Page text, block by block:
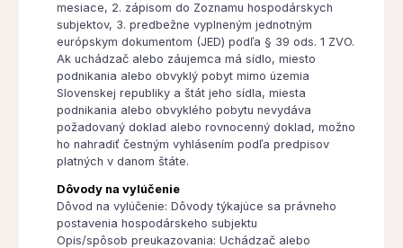
mesiace, 2. zápisom do Zoznamu hospodárskych
subjektov, 3. predbežne vyplneným jednotným
európskym dokumentom (JED) podľa § 39 ods. 1 ZVO.
Ak uchádzač alebo záujemca má sídlo, miesto
podnikania alebo obvyklý pobyt mimo územia
Slovenskej republiky a štát jeho sídla, miesta
podnikania alebo obvyklého pobytu nevydáva
požadovaný doklad alebo rovnocenný doklad, možno
ho nahradiť čestným vyhlásením podľa predpisov
platných v danom štáte.
Dôvody na vylúčenie
Dôvod na vylúčenie: Dôvody týkajúce sa právneho
postavenia hospodárskeho subjektu
Opis/spôsob preukazovania: Uchádzač alebo